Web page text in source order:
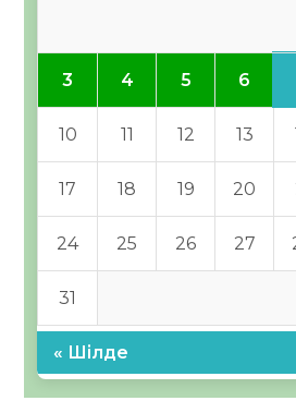
3 4 5 6
10 11 12 13
17 18 19 20
24 25 26 27
31
« Шілде